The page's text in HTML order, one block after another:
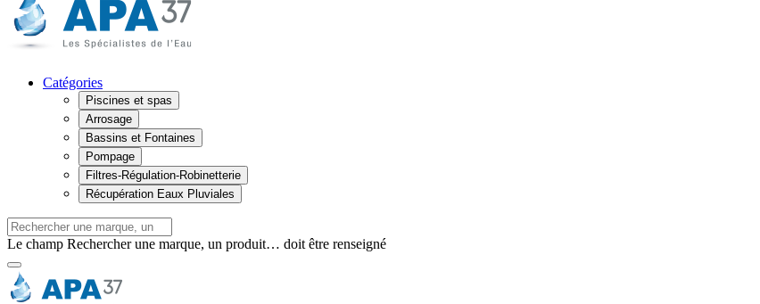
Catégories
Piscines et spas
Arrosage
Bassins et Fontaines
Pompage
Filtres-Régulation-Robinetterie
Récupération Eaux Pluviales
Le champ Rechercher une marque, un produit… doit être renseigné